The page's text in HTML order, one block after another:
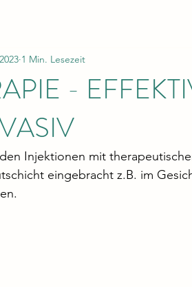
-
1 Min. Lesezeit
Injektionen mit
eingebracht z.B. im